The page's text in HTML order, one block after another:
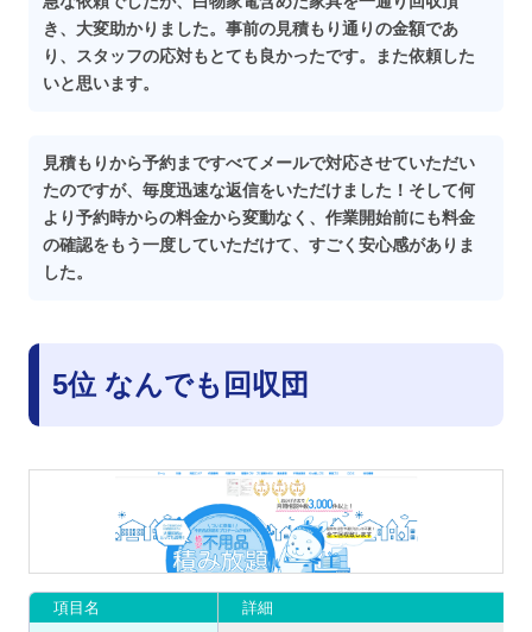
き、大変助かりました。事前の見積もり通りの金額であ
り、スタッフの応対もとても良かったです。また依頼した
いと思います。
見積もりから予約まですべてメールで対応させていただい
たのですが、毎度迅速な返信をいただけました！そして何
より予約時からの料金から変動なく、作業開始前にも料金
の確認をもう一度していただけて、すごく安心感がありま
した。
5位 なんでも回収団
項目名 詳細